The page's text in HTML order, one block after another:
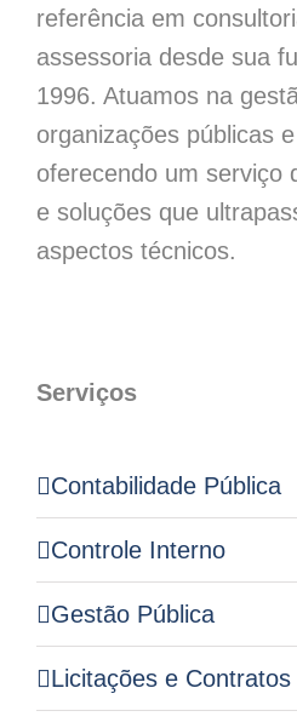
referência em
assessoria desde sua
1996. Atuamos na
organizações públicas
oferecendo um serviço
e soluções que
aspectos técnicos.
Serviços
Contabilidade Pública
Controle Interno
Gestão Pública
Licitações e Contratos